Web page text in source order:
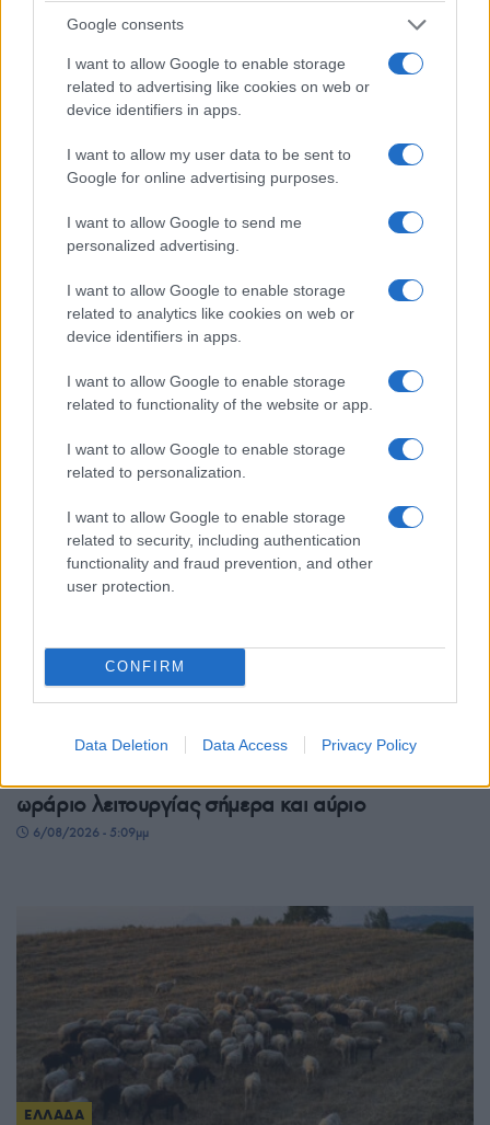
Google consents
I want to allow Google to enable storage
related to advertising like cookies on web or
device identifiers in apps.
I want to allow my user data to be sent to
Google for online advertising purposes.
I want to allow Google to send me
personalized advertising.
I want to allow Google to enable storage
related to analytics like cookies on web or
device identifiers in apps.
I want to allow Google to enable storage
related to functionality of the website or app.
I want to allow Google to enable storage
related to personalization.
I want to allow Google to enable storage
related to security, including authentication
functionality and fraud prevention, and other
user protection.
CONFIRM
Data Deletion Data Access Privacy Policy
6/08/2026 - 7:59μμ
ΕΛΛΑΔΑ
Άνω Λιόσια: Διαλευκάνθηκε η υπόθεση του
72χρονου που βρέθηκε νεκρός σε αυτοκίνητο –
Δύο συλλήψεις
6/08/2026 - 7:30μμ
ωράριο λειτουργίας σήμερα και αύριο
6/08/2026 - 5:09μμ
ΕΛΛΑΔΑ